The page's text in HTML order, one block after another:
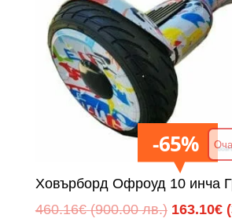
65%
Ховърборд Офроуд 10 инча
460.16€ (900.00 лв.) Original
163.10€